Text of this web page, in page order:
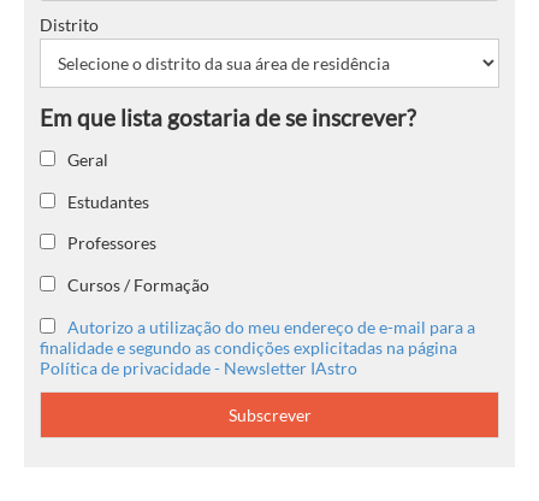
Distrito
Geral
Estudantes
Professores
Cursos / Formação
Autorizo a utilização do meu endereço de e-mail para a
finalidade e segundo as condições explicitadas na página
Política de privacidade - Newsletter IAstro